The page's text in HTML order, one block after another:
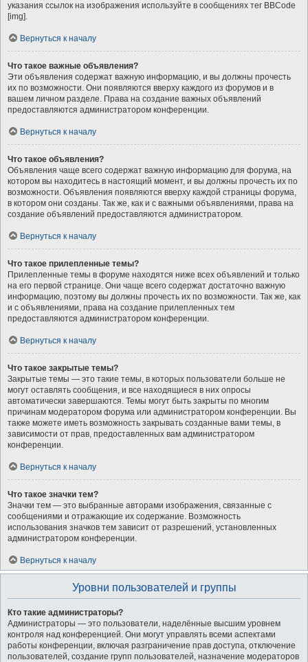
указания ссылок на изображения используйте в сообщениях тег BBCode
[img].
Вернуться к началу
Что такое важные объявления?
Эти объявления содержат важную информацию, и вы должны прочесть
их по возможности. Они появляются вверху каждого из форумов и в
вашем личном разделе. Права на создание важных объявлений
предоставляются администратором конференции.
Вернуться к началу
Что такое объявления?
Объявления чаще всего содержат важную информацию для форума, на
котором вы находитесь в настоящий момент, и вы должны прочесть их по
возможности. Объявления появляются вверху каждой страницы форума,
в котором они созданы. Так же, как и с важными объявлениями, права на
создание объявлений предоставляются администратором.
Вернуться к началу
Что такое прилепленные темы?
Прилепленные темы в форуме находятся ниже всех объявлений и только
на его первой странице. Они чаще всего содержат достаточно важную
информацию, поэтому вы должны прочесть их по возможности. Так же, как
и с объявлениями, права на создание прилепленных тем
предоставляются администратором конференции.
Вернуться к началу
Что такое закрытые темы?
Закрытые темы — это такие темы, в которых пользователи больше не
могут оставлять сообщения, и все находящиеся в них опросы
автоматически завершаются. Темы могут быть закрыты по многим
причинам модератором форума или администратором конференции. Вы
также можете иметь возможность закрывать созданные вами темы, в
зависимости от прав, предоставленных вам администратором
конференции.
Вернуться к началу
Что такое значки тем?
Значки тем — это выбранные авторами изображения, связанные с
сообщениями и отражающие их содержание. Возможность
использования значков тем зависит от разрешений, установленных
администратором конференции.
Вернуться к началу
Уровни пользователей и группы
Кто такие администраторы?
Администраторы — это пользователи, наделённые высшим уровнем
контроля над конференцией. Они могут управлять всеми аспектами
работы конференции, включая разграничение прав доступа, отключение
пользователей, создание групп пользователей, назначение модераторов